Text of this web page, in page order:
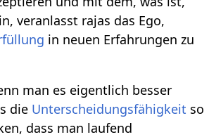
veranlasst rajas das Ego,
in neuen Erfahrungen zu
man es eigentlich besser
die Unterscheidungsfähigkeit so
dass man laufend